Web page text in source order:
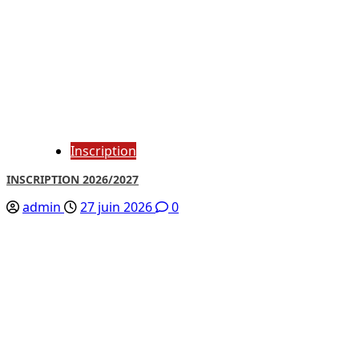
Inscription
INSCRIPTION 2026/2027
admin 27 juin 2026 0